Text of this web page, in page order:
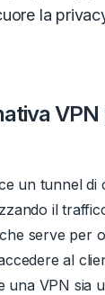
la
VPN
un tunnel di
il
serve per
al
una VPN sia